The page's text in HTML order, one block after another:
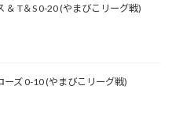
＆ T＆S 0-20 (やまびこリーグ戦)
ーズ 0-10 (やまびこリーグ戦)